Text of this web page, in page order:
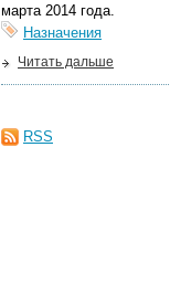
марта 2014 года.
Назначения
Читать дальше
RSS